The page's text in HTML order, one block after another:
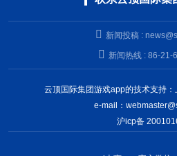
新闻投稿 :
新闻热线 : 86-21-
云顶国际集团游戏app的技术支持
e-mail：
沪icp备